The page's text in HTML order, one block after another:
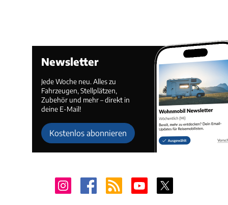
Newsletter
Jede Woche neu. Alles zu
Fahrzeugen, Stellplätzen,
Zubehör und mehr – direkt in
deine E-Mail!
Kostenlos abonnieren